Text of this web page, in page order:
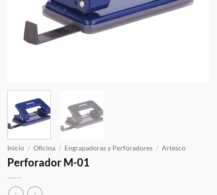
Inicio / Oficina / Engrapadoras y Perforadores / Artesco
Perforador M-01